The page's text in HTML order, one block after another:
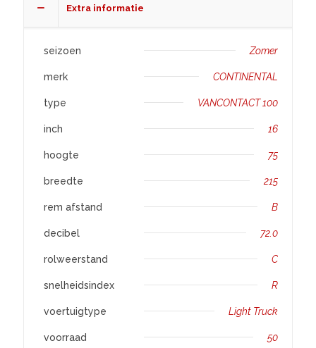
aantal
Extra informatie
seizoen Zomer
merk CONTINENTAL
type VANCONTACT 100
inch 16
hoogte 75
breedte 215
rem afstand B
decibel 72.0
rolweerstand C
snelheidsindex R
voertuigtype Light Truck
voorraad 50